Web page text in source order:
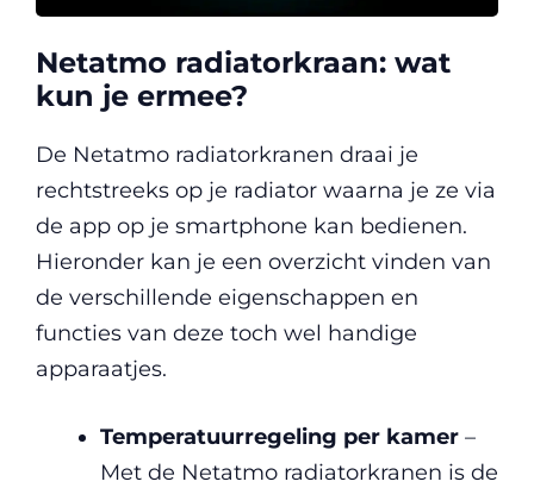
Netatmo radiatorkraan: wat
kun je ermee?
De Netatmo radiatorkranen draai je
rechtstreeks op je radiator waarna je ze via
de app op je smartphone kan bedienen.
Hieronder kan je een overzicht vinden van
de verschillende eigenschappen en
functies van deze toch wel handige
apparaatjes.
Temperatuurregeling per kamer –
Met de Netatmo radiatorkranen is de